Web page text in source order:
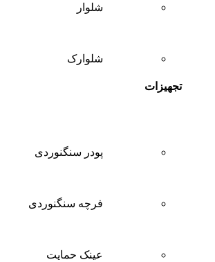
شلوار
شلوارک
تجهیزات
پودر سنگنوردی
فرچه سنگنوردی
عینک حمایت